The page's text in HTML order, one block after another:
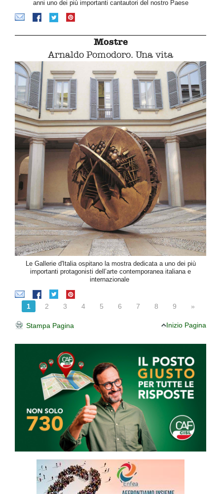
anni uno dei più importanti cantautori del nostro Paese
Mostre
Arnaldo Pomodoro. Una vita
Le Gallerie d'Italia ospitano la mostra dedicata a uno dei più
importanti protagonisti dell’arte contemporanea italiana e
internazionale
1 2 3 4 5 6 7 8 9 »
Stampa Pagina Inizio Pagina